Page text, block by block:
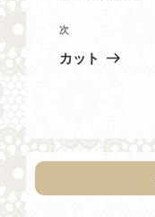
ビ
ゲ
投
次
の
次
カット